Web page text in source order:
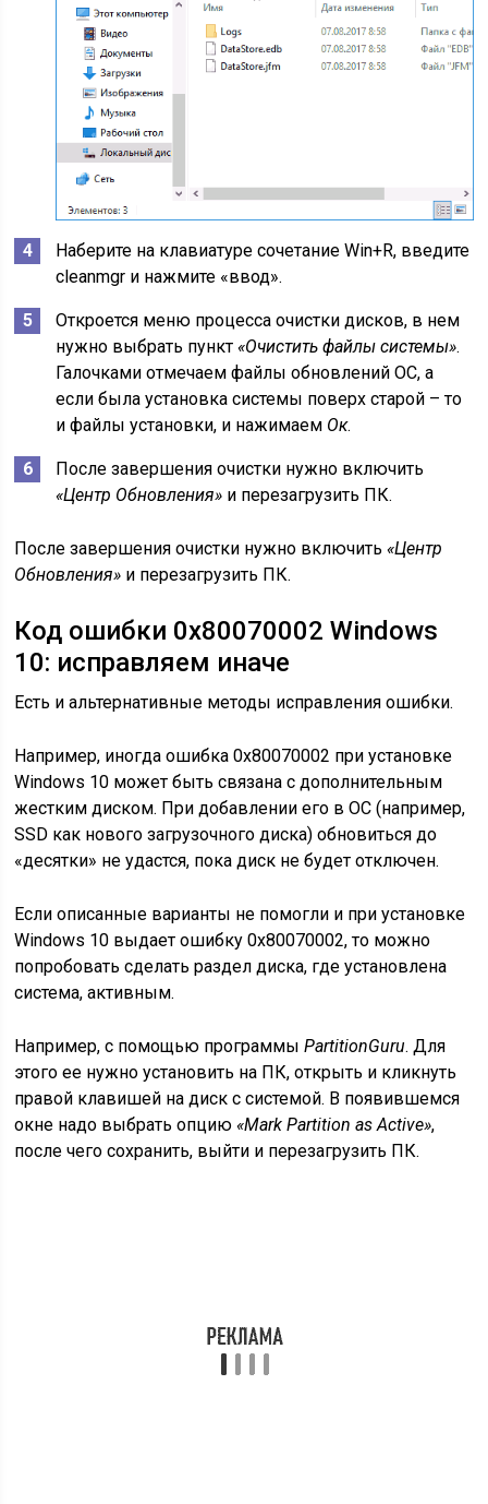
Наберите на клавиатуре сочетание Win+R, введите
cleanmgr и нажмите «ввод».
Откроется меню процесса очистки дисков, в нем
нужно выбрать пункт«Очистить файлы системы».
Галочками отмечаем файлы обновлений ОС, а
если была установка системы поверх старой – то
и файлы установки, и нажимаем Ок.
После завершения очистки нужно включить
«Центр Обновления» и перезагрузить ПК.
После завершения очистки нужно включить«Центр
Обновления» и перезагрузить ПК.
Код ошибки 0x80070002 Windows
10: исправляем иначе
Есть и альтернативные методы исправления ошибки.
Например, иногда ошибка 0x80070002 при установке
Windows 10 может быть связана с дополнительным
жестким диском. При добавлении его в ОС (например,
SSD как нового загрузочного диска) обновиться до
«десятки» не удастся, пока диск не будет отключен.
Если описанные варианты не помогли и при установке
Windows 10 выдает ошибку 0x80070002, то можно
попробовать сделать раздел диска, где установлена
система, активным.
Например, с помощью программыPartitionGuru. Для
этого ее нужно установить на ПК, открыть и кликнуть
правой клавишей на диск с системой. В появившемся
окне надо выбрать опцию«Mark Partition as Active»,
после чего сохранить, выйти и перезагрузить ПК.